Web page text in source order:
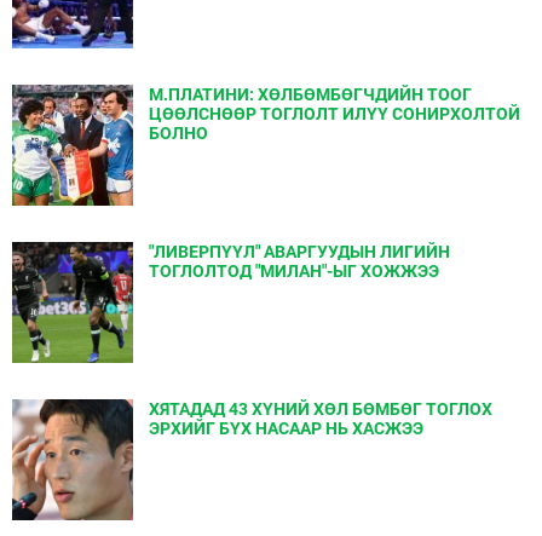
М.ПЛАТИНИ: ХӨЛБӨМБӨГЧДИЙН ТООГ
ЦӨӨЛСНӨӨР ТОГЛОЛТ ИЛҮҮ СОНИРХОЛТОЙ
БОЛНО
"ЛИВЕРПҮҮЛ" АВАРГУУДЫН ЛИГИЙН
ТОГЛОЛТОД "МИЛАН"-ЫГ ХОЖЖЭЭ
ХЯТАДАД 43 ХҮНИЙ ХӨЛ БӨМБӨГ ТОГЛОХ
ЭРХИЙГ БҮХ НАСААР НЬ ХАСЖЭЭ